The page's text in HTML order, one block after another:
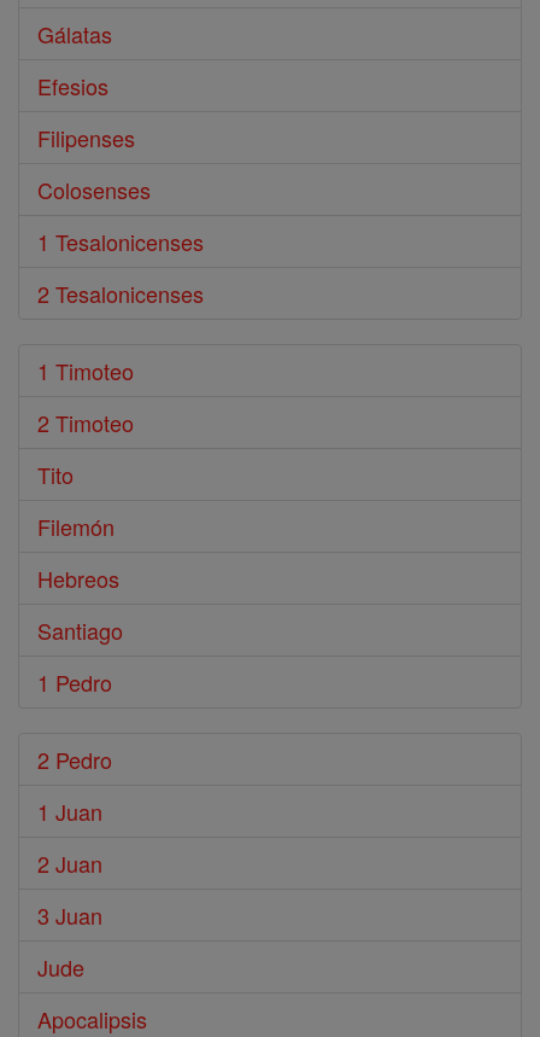
Gálatas
Efesios
Filipenses
Colosenses
1 Tesalonicenses
2 Tesalonicenses
1 Timoteo
2 Timoteo
Tito
Filemón
Hebreos
Santiago
1 Pedro
2 Pedro
1 Juan
2 Juan
3 Juan
Jude
Apocalipsis